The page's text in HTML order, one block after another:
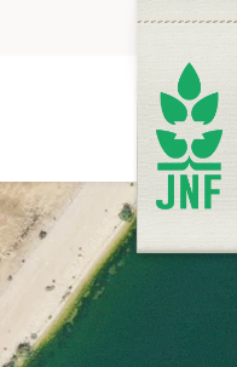
JNF